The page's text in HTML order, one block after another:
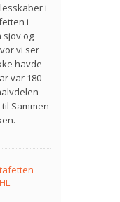
i
i
sjov og
vi ser
havde
var 180
Sammen